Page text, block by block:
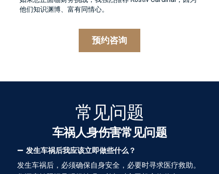
他们知识渊博、富有同情心。
预约咨询
常见问题
车祸人身伤害常见问题
发生车祸后我应该立即做些什么？
发生车祸后，必须确保自身安全，必要时寻求医疗救助。